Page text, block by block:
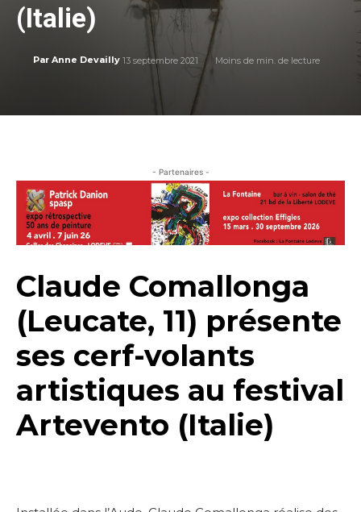
(Italie)
Par Anne Devailly 13 septembre 2021 Moins de min. de lecture
- Partenaires -
Claude Comallonga
(Leucate, 11) présente
ses cerf-volants
artistiques au festival
Artevento (Italie)